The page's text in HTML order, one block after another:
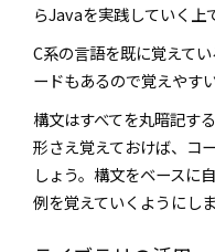
らJavaを実践していく上
C系の言語を既に覚えて
ードもあるので覚えやす
構文はすべてを丸暗記す
形さえ覚えておけば、コ
しょう。構文をベースに
例を覚えていくようにしま